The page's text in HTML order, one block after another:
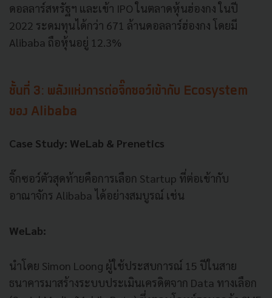
ดอลลาร์สหรัฐฯ และเข้า IPO ในตลาดหุ้นฮ่องกง ในปี
2022 ระดมทุนได้กว่า 671 ล้านดอลลาร์ฮ่องกง โดยมี
Alibaba ถือหุ้นอยู่ 12.3%
ชั้นที่ 3: พลังแห่งการต่อจิ๊กซอว์เข้ากับ Ecosystem
ของ Alibaba
Case Study: WeLab & Prenetics
จิ๊กซอว์ตัวสุดท้ายคือการเลือก Startup ที่ต่อเข้ากับ
อาณาจักร Alibaba ได้อย่างสมบูรณ์ เช่น
WeLab:
นำโดย Simon Loong ผู้ใช้ประสบการณ์ 15 ปีในสาย
ธนาคารมาสร้างระบบประเมินเครดิตจาก Data ทางเลือก